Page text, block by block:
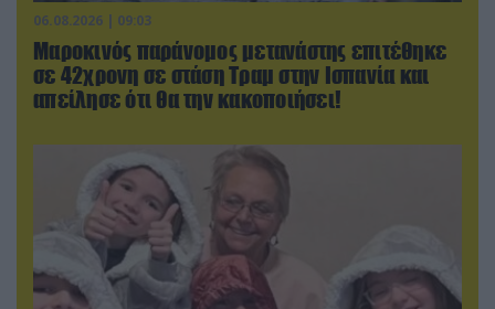
06.08.2026 | 09:03
Μαροκινός παράνομος μετανάστης επιτέθηκε
σε 42χρονη σε στάση Τραμ στην Ισπανία και
απείλησε ότι θα την κακοποιήσει!